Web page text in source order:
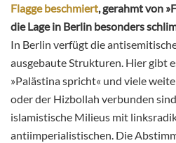
Flagge beschmiert, gerahmt von
die Lage in Berlin besonders
In Berlin verfügt die
ausgebaute Strukturen. Hier gibt
»Palästina spricht« und viele
oder der Hizbollah verbunden
islamistische Milieus mit
antiimperialistischen. Die